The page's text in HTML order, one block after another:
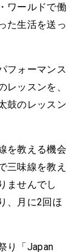
ワールドで働
た生活を送っ
フォーマンス
ッスンを、
鼓のレッスン
を教える機会
三味線を教え
ませんでし
、月に2回ほ
り「Japan